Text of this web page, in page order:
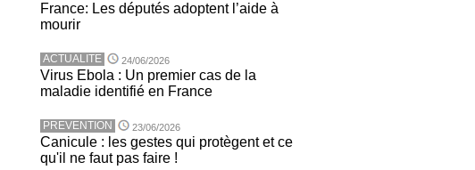
France: Les députés adoptent l’aide à
mourir
ACTUALITE 24/06/2026
Virus Ebola : Un premier cas de la
maladie identifié en France
PREVENTION 23/06/2026
Canicule : les gestes qui protègent et ce
qu'il ne faut pas faire !